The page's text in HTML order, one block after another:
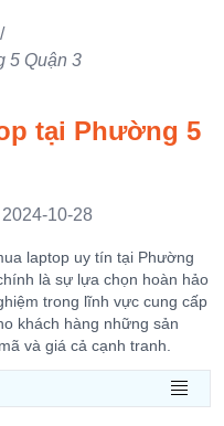
/
5 Quận 3
tại Phường 5
10-28
laptop uy tín tại Phường
là sự lựa chọn hoàn hảo
trong lĩnh vực cung cấp
khách hàng những sản
và giá cả cạnh tranh.